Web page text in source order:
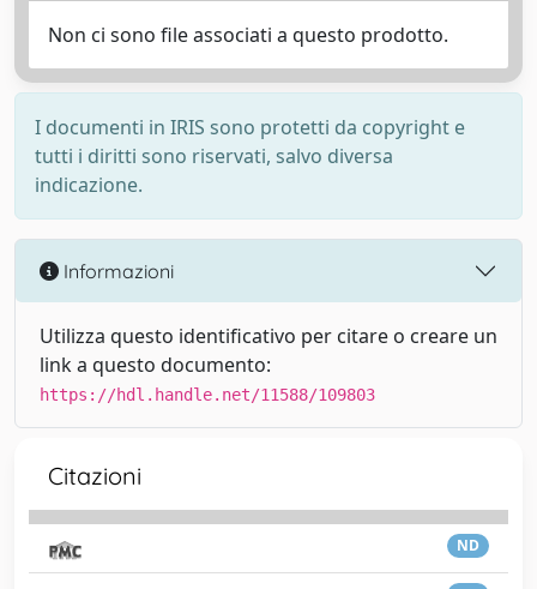
Non ci sono file associati a questo prodotto.
I documenti in IRIS sono protetti da copyright e
tutti i diritti sono riservati, salvo diversa
indicazione.
Informazioni
Utilizza questo identificativo per citare o creare un
link a questo documento:
https://hdl.handle.net/11588/109803
Citazioni
ND